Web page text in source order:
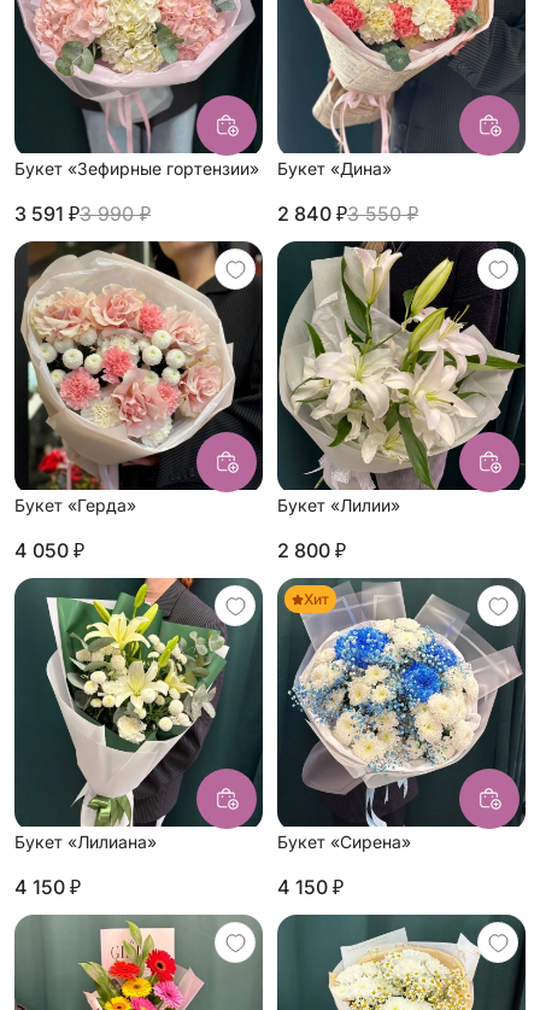
Букет «Зефирные гортензии»
3 591 ₽3 990 ₽
Букет «Дина»
2 840 ₽3 550 ₽
Букет «Герда»
4 050 ₽
Букет «Лилии»
2 800 ₽
Букет «Лилиана»
4 150 ₽
Хит
Букет «Сирена»
4 150 ₽